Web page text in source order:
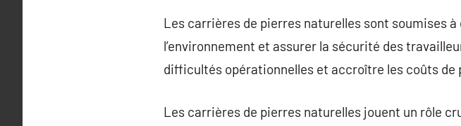
Les carrières de pierres naturelles sont soumises
l’environnement et assurer la sécurité des
difficultés opérationnelles et accroître les coûts de
Les carrières de pierres naturelles jouent un rôle